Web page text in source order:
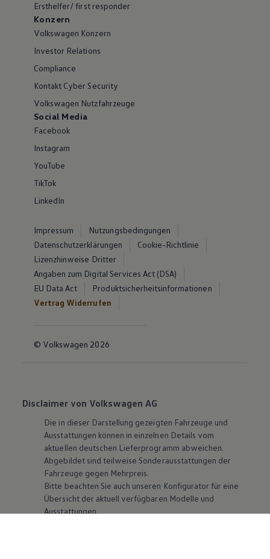
Ersthelfer/ first responder
Konzern
Volkswagen Konzern
Investor Relations
Compliance
Kontakt Cyber Security
Volkswagen Nutzfahrzeuge
Social Media
Facebook
Instagram
YouTube
TikTok
LinkedIn
Impressum
Nutzungsbedingungen
Datenschutzerklärungen
Cookie-Richtlinie
Lizenzhinweise Dritter
Angaben zum Digital Services Act (DSA)
EU Data Act
Produktsicherheitsinformationen
Vertrag Widerrufen
© Volkswagen 2026
Disclaimer von Volkswagen AG
Die in dieser Darstellung gezeigten Fahrzeuge und
Ausstattungen können in einzelnen Details vom
aktuellen deutschen Lieferprogramm abweichen.
Abgebildet sind teilweise Sonderausstattungen der
Fahrzeuge gegen Mehrpreis.
Bitte beachten Sie auch unseren Konfigurator für eine
Übersicht der aktuell verfügbaren Modelle und
Ausstattungen.